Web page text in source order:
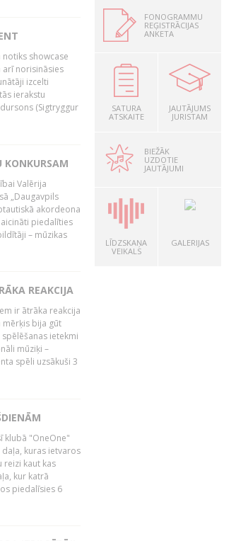
showcase
arī norisināsies
izcelti
ierakstu
(Sigtryggur
KONKURSAM
Valērija
„Daugavpils
akordeona
piedalīties
– mūzikas
REAKCIJA
ir ātrāka reakcija
mērķis bija gūt
ietekmi
mūziķi –
spēli uzsākuši 3
klubā "OneOne"
kuras ietvaros
reizi kaut kas
kur katrā
piedalīsies 6
FONOGRAMMU
REĢISTRĀCIJAS
ANKETA
SATURA
ATSKAITE
JAUTĀJUMS
JURISTAM
BIEŽĀK
UZDOTIE
JAUTĀJUMI
LĪDZSKAŅA
VEIKALS
GALERIJAS